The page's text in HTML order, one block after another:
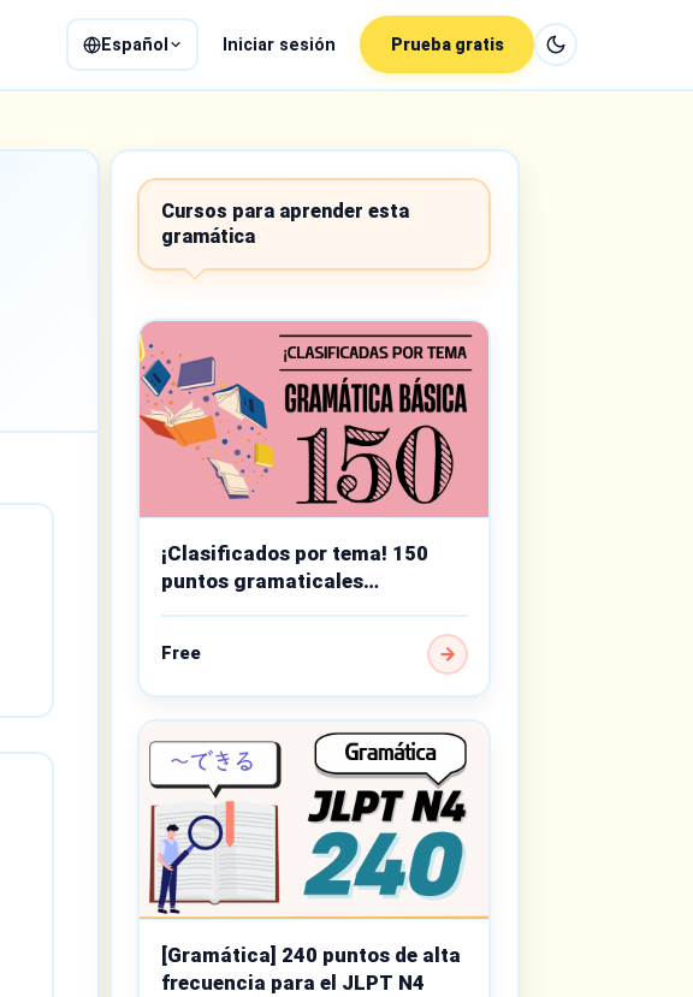
Español Iniciar sesión Prueba gratis
Cursos para aprender esta
gramática
¡Clasificados por tema! 150
puntos gramaticales
importantes de nivel básico
Free
[Gramática] 240 puntos de alta
frecuencia para el JLPT N4